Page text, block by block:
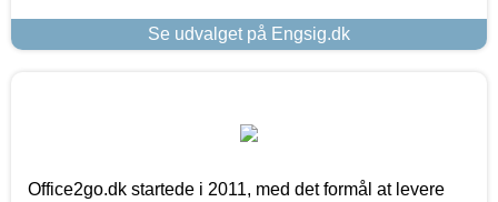
Se udvalget på Engsig.dk
Office2go.dk startede i 2011, med det formål at levere